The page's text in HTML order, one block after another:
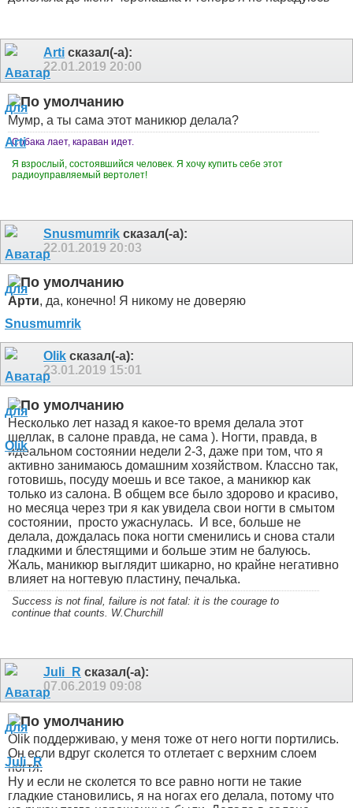
Arti сказал(-а):
22.01.2019 20:00
Мумр, а ты сама этот маникюр делала?
Собака лает, караван идет.
Я взрослый, состоявшийся человек. Я хочу купить себе этот
радиоуправляемый вертолет!
Snusmumrik сказал(-а):
22.01.2019 20:03
Арти, да, конечно! Я никому не доверяю
Olik сказал(-а):
23.01.2019 15:01
Несколько лет назад я какое-то время делала этот
шеллак, в салоне правда, не сама ). Ногти, правда, в
идеальном состоянии недели 2-3, даже при том, что я
активно занимаюсь домашним хозяйством. Классно так,
готовишь, посуду моешь и все такое, а маникюр как
только из салона. В общем все было здорово и красиво,
но месяца через три я как увидела свои ногти в смытом
состоянии, просто ужаснулась.
И все, больше не
делала, дождалась пока ногти сменились и снова стали
гладкими и блестящими и больше этим не балуюсь.
Жаль, маникюр выглядит шикарно, но крайне негативно
влияет на ногтевую пластину, печалька.
Success is not final, failure is not fatal: it is the courage to
continue that counts. W.Churchill
Juli_R сказал(-а):
07.06.2019 09:08
Olik поддерживаю, у меня тоже от него ногти портились.
Он если вдруг сколется то отлетает с верхним слоем
ногтя.
Ну и если не сколется то все равно ногти не такие
гладкие становились, я на ногах его делала, потому что